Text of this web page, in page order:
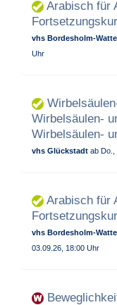
Arabisch für
vhs Bordesholm-
Uhr
Wirbelsäulen-
Wirbelsäulen-
vhs Glückstadt ab Do.,
Arabisch für
vhs Bordesholm-
03.09.26, 18:00 Uhr